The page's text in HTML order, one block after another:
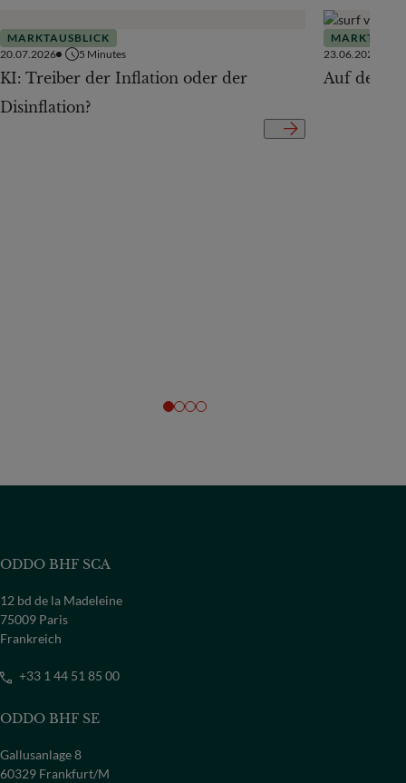
MARKTAUSBLICK
20.07.2026
5 Minutes
KI: Treiber der Inflation oder der
Disinflation?
23.06.2026
Auf der
ODDO BHF SCA
12 bd de la Madeleine
75009 Paris
Frankreich
+33 1 44 51 85 00
ODDO BHF SE
Gallusanlage 8
60329 Frankfurt/M